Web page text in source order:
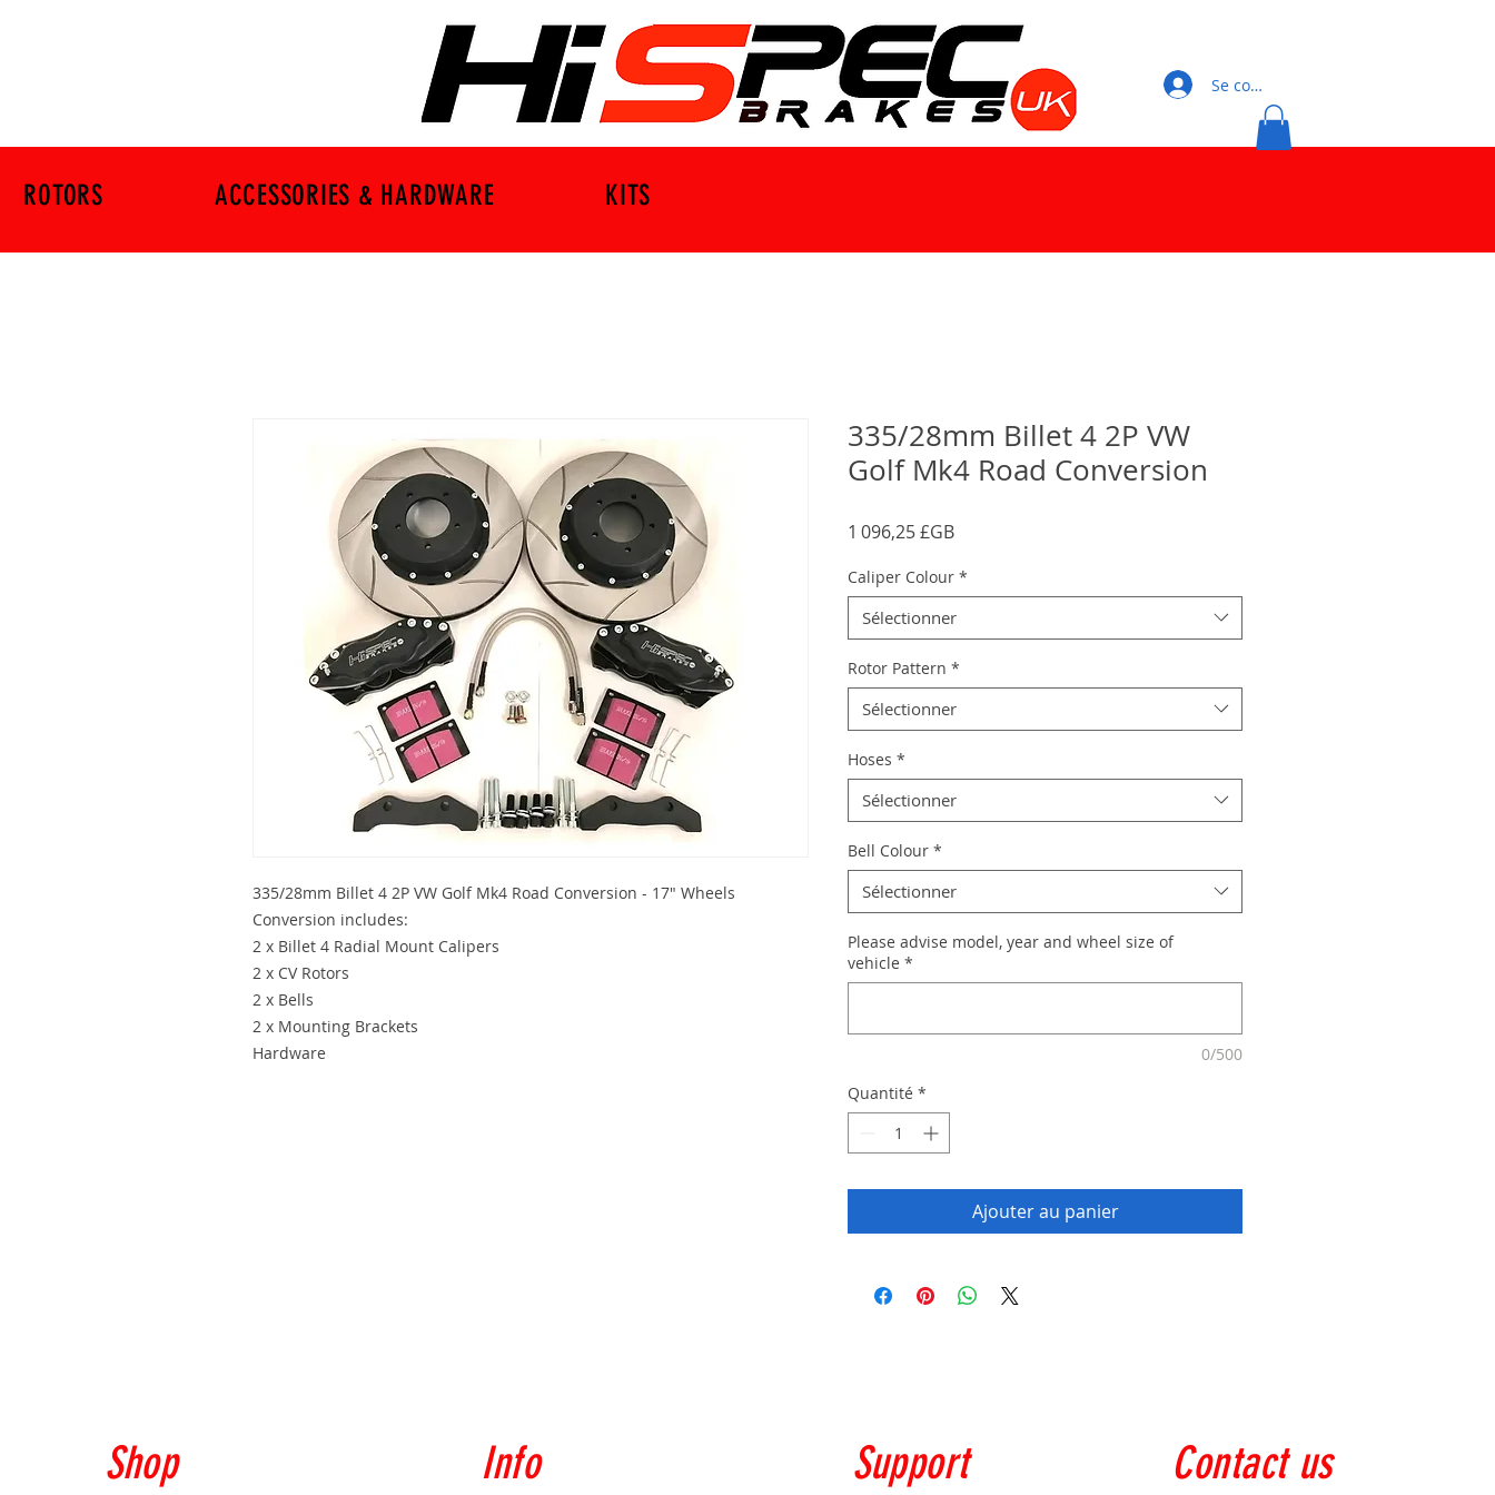
Se connecter
ROTORS ACCESSORIES & HARDWARE KITS
335/28mm Billet 4 2P VW Golf Mk4 Road Conversion - 17" Wheels
Conversion includes:
2 x Billet 4 Radial Mount Calipers
2 x CV Rotors
2 x Bells
2 x Mounting Brackets
Hardware
335/28mm Billet 4 2P VW
Golf Mk4 Road Conversion
1 096,25 £GBPrix
Caliper Colour *
Sélectionner
Rotor Pattern *
Sélectionner
Hoses *
Sélectionner
Bell Colour *
Sélectionner
Please advise model, year and wheel size of
vehicle *
0/500
Quantité *
Ajouter au panier
Shop Info Support Contact us